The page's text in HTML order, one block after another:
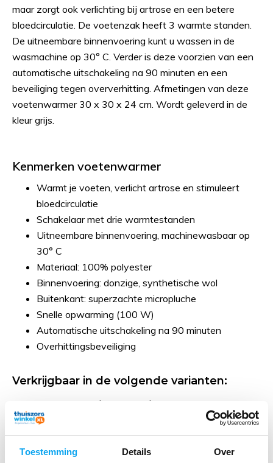
Toestemming Details Over
maar zorgt ook verlichting bij artrose en een betere
bloedcirculatie. De voetenzak heeft 3 warmte standen.
De uitneembare binnenvoering kunt u wassen in de
wasmachine op 30° C. Verder is deze voorzien van een
automatische uitschakeling na 90 minuten en een
beveiliging tegen oververhitting. Afmetingen van deze
voetenwarmer 30 x 30 x 24 cm. Wordt geleverd in de
kleur grijs.
Kenmerken voetenwarmer
Warmt je voeten, verlicht artrose en stimuleert
bloedcirculatie
Schakelaar met drie warmtestanden
Uitneembare binnenvoering, machinewasbaar op
30° C
Materiaal: 100% polyester
Binnenvoering: donzige, synthetische wol
Buitenkant: superzachte micropluche
Snelle opwarming (100 W)
Automatische uitschakeling na 90 minuten
Overhittingsbeveiliging
Verkrijgbaar in de volgende varianten:
Larger quantity required?